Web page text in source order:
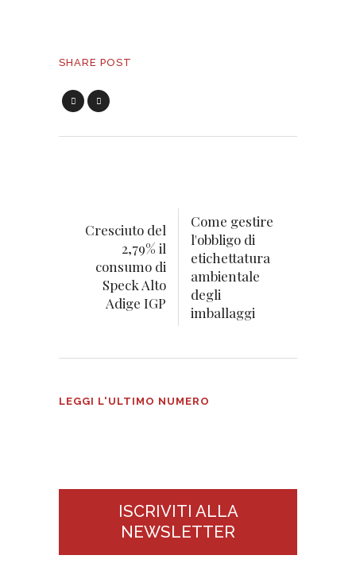
SHARE POST
Cresciuto del
2,79% il
consumo di
Speck Alto
Adige IGP
Come gestire
l'obbligo di
etichettatura
ambientale
degli
imballaggi
LEGGI L'ULTIMO NUMERO
Tecnologie Alimentari n°3
ISCRIVITI ALLA
NEWSLETTER